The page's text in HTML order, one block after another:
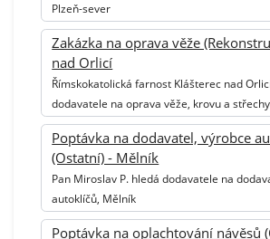
Plzeň-sever
Zakázka na oprava věže
nad Orlicí
Římskokatolická farnost Klášterec nad
dodavatele na oprava věže, krovu a
Poptávka na dodavatel, výrobce
(Ostatní) - Mělník
Pan Miroslav P. hledá dodavatele na
autoklíčů, Mělník
Poptávka na oplachtování návěsů